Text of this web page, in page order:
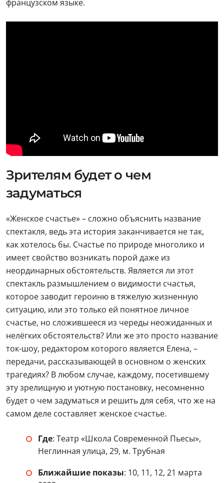
французском языке.
Зрителям будет о чем
задуматься
«Женское счастье» – сложно объяснить название
спектакля, ведь эта история заканчивается не так,
как хотелось бы. Счастье по природе многолико и
имеет свойство возникать порой даже из
неординарных обстоятельств. Является ли этот
спектакль размышлением о видимости счастья,
которое заводит героиню в тяжелую жизненную
ситуацию, или это только ей понятное личное
счастье, но сложившееся из череды неожиданных и
нелёгких обстоятельств? Или же это просто название
ток-шоу, редактором которого является Елена, –
передачи, рассказывающей в основном о женских
трагедиях? В любом случае, каждому, посетившему
эту зрелищную и уютную постановку, несомненно
будет о чем задуматься и решить для себя, что же на
самом деле составляет женское счастье.
Где: Театр «Школа Современной Пьесы»,
Неглинная улица, 29, м. Трубная
Ближайшие показы: 10, 11, 12, 21 марта